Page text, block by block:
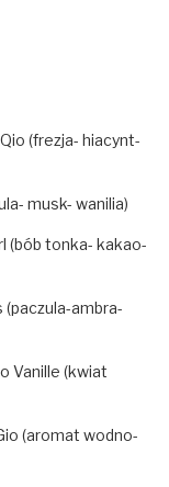
(frezja- hiacynt-
musk- wanilia)
(bób tonka- kakao-
ambra-
Vanille (kwiat
(aromat wodno-